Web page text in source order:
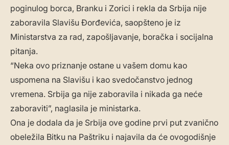
poginulog borca, Branku i Zorici i rekla da Srbija nije
zaboravila Slavišu Đorđevića, saopšteno je iz
Ministarstva za rad, zapošljavanje, boračka i socijalna
pitanja.
“Neka ovo priznanje ostane u vašem domu kao
uspomena na Slavišu i kao svedočanstvo jednog
vremena. Srbija ga nije zaboravila i nikada ga neće
zaboraviti”, naglasila je ministarka.
Ona je dodala da je Srbija ove godine prvi put zvanično
obeležila Bitku na Paštriku i najavila da će ovogodišnje